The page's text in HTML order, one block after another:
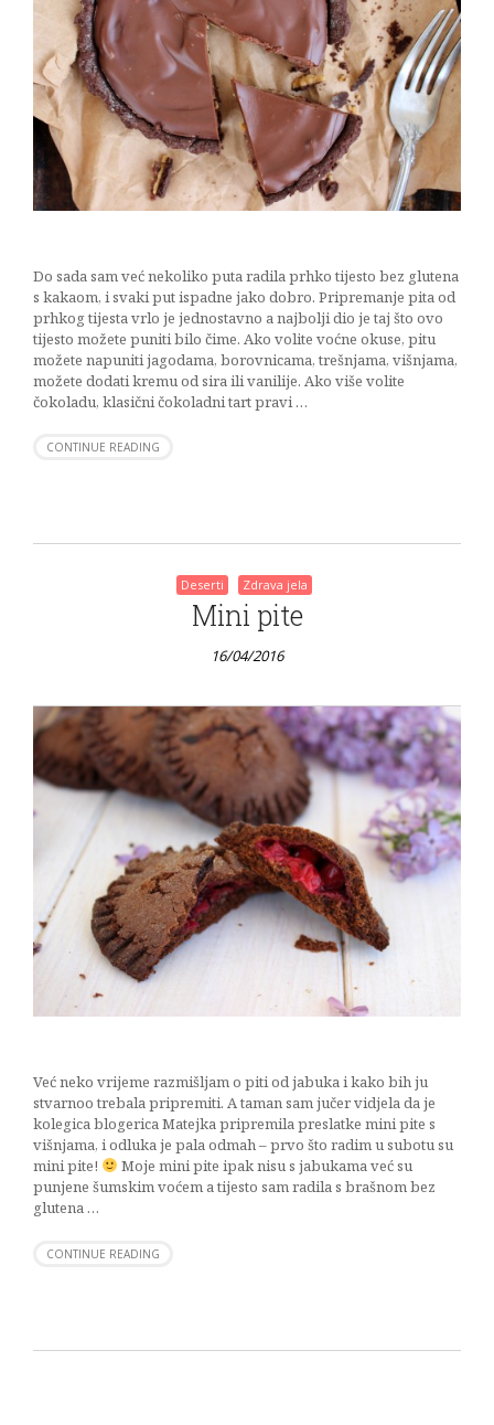
Do sada sam već nekoliko puta radila prhko tijesto bez glutena
s kakaom, i svaki put ispadne jako dobro. Pripremanje pita od
prhkog tijesta vrlo je jednostavno a najbolji dio je taj što ovo
tijesto možete puniti bilo čime. Ako volite voćne okuse, pitu
možete napuniti jagodama, borovnicama, trešnjama, višnjama,
možete dodati kremu od sira ili vanilije. Ako više volite
čokoladu, klasični čokoladni tart pravi …
CONTINUE READING
Deserti Zdrava jela
Mini pite
16/04/2016
Već neko vrijeme razmišljam o piti od jabuka i kako bih ju
stvarnoo trebala pripremiti. A taman sam jučer vidjela da je
kolegica blogerica Matejka pripremila preslatke mini pite s
višnjama, i odluka je pala odmah – prvo što radim u subotu su
mini pite!
Moje mini pite ipak nisu s jabukama već su
punjene šumskim voćem a tijesto sam radila s brašnom bez
glutena …
CONTINUE READING